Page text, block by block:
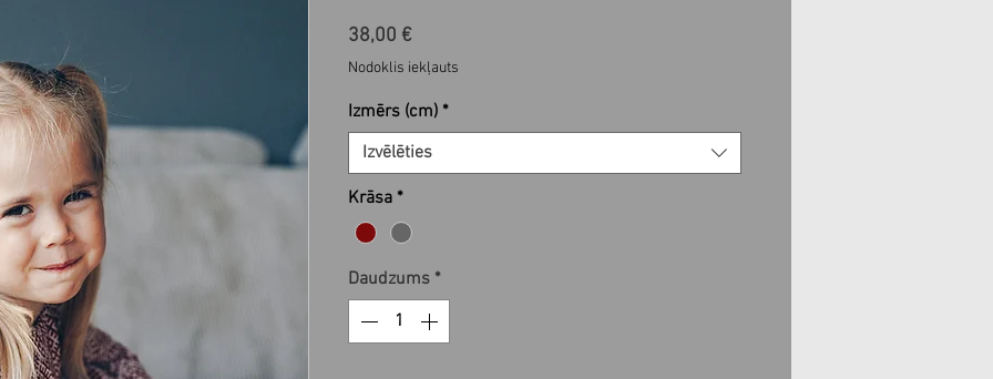
38,00 €Cena
Nodoklis iekļauts
Izmērs (cm) *
Izvēlēties
Krāsa *
Daudzums *